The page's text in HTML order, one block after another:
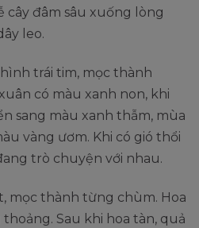
cây đâm sâu xuống lòng
leo.
trái tim, mọc thành
có màu xanh non, khi
sang màu xanh thẫm, mùa
vàng ươm. Khi có gió thổi
trò chuyện với nhau.
mọc thành từng chùm. Hoa
Sau khi hoa tàn, quả